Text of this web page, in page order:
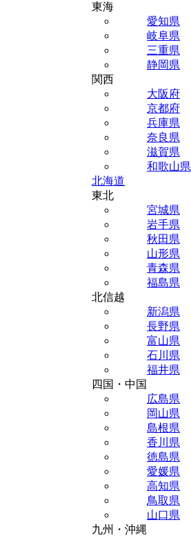
東海
愛知県
岐阜県
三重県
静岡県
関西
大阪府
京都府
兵庫県
奈良県
滋賀県
和歌山県
北海道
東北
宮城県
岩手県
秋田県
山形県
青森県
福島県
北信越
新潟県
長野県
富山県
石川県
福井県
四国・中国
広島県
岡山県
島根県
香川県
徳島県
愛媛県
高知県
鳥取県
山口県
九州・沖縄